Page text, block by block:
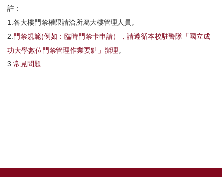
註：
1.各大樓門禁權限請洽所屬大樓管理人員。
2. 門禁規範(例如：臨時門禁卡申請），請遵循本校駐警隊「國立成
功大學數位門禁管理作業要點」辦理。
3. 常見問題